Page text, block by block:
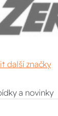
další značky
a novinky